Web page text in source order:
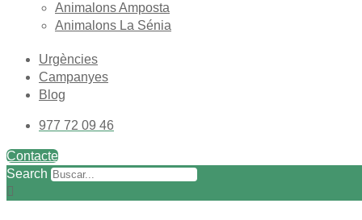
Animalons Amposta
Animalons La Sénia
Urgències
Campanyes
Blog
977 72 09 46
Contacte
Search